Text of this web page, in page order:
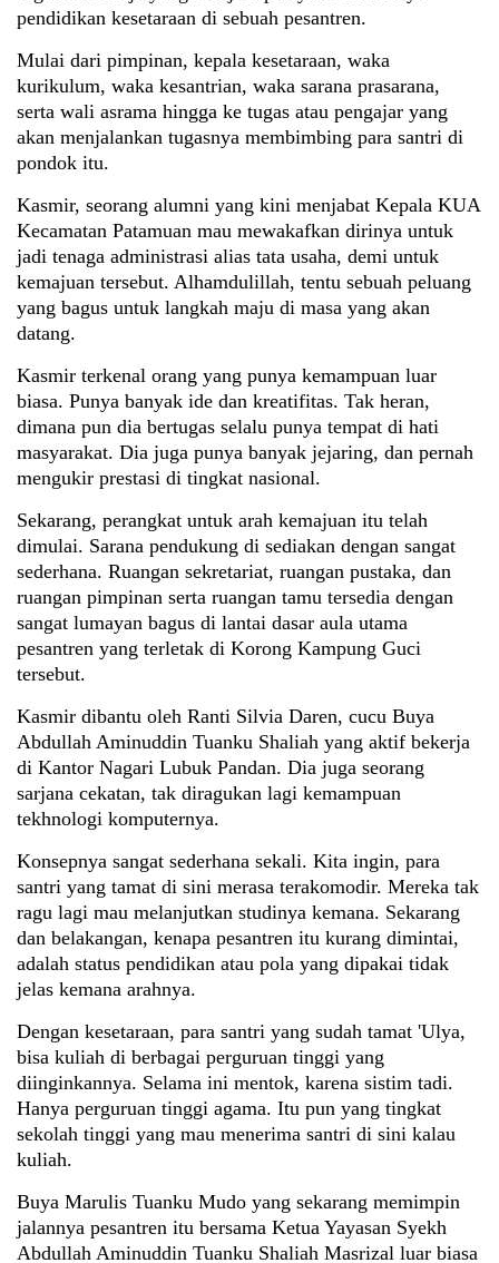
pendidikan kesetaraan di sebuah pesantren.
Mulai dari pimpinan, kepala kesetaraan, waka
kurikulum, waka kesantrian, waka sarana prasarana,
serta wali asrama hingga ke tugas atau pengajar yang
akan menjalankan tugasnya membimbing para santri di
pondok itu.
Kasmir, seorang alumni yang kini menjabat Kepala KUA
Kecamatan Patamuan mau mewakafkan dirinya untuk
jadi tenaga administrasi alias tata usaha, demi untuk
kemajuan tersebut. Alhamdulillah, tentu sebuah peluang
yang bagus untuk langkah maju di masa yang akan
datang.
Kasmir terkenal orang yang punya kemampuan luar
biasa. Punya banyak ide dan kreatifitas. Tak heran,
dimana pun dia bertugas selalu punya tempat di hati
masyarakat. Dia juga punya banyak jejaring, dan pernah
mengukir prestasi di tingkat nasional.
Sekarang, perangkat untuk arah kemajuan itu telah
dimulai. Sarana pendukung di sediakan dengan sangat
sederhana. Ruangan sekretariat, ruangan pustaka, dan
ruangan pimpinan serta ruangan tamu tersedia dengan
sangat lumayan bagus di lantai dasar aula utama
pesantren yang terletak di Korong Kampung Guci
tersebut.
Kasmir dibantu oleh Ranti Silvia Daren, cucu Buya
Abdullah Aminuddin Tuanku Shaliah yang aktif bekerja
di Kantor Nagari Lubuk Pandan. Dia juga seorang
sarjana cekatan, tak diragukan lagi kemampuan
tekhnologi komputernya.
Konsepnya sangat sederhana sekali. Kita ingin, para
santri yang tamat di sini merasa terakomodir. Mereka tak
ragu lagi mau melanjutkan studinya kemana. Sekarang
dan belakangan, kenapa pesantren itu kurang dimintai,
adalah status pendidikan atau pola yang dipakai tidak
jelas kemana arahnya.
Dengan kesetaraan, para santri yang sudah tamat 'Ulya,
bisa kuliah di berbagai perguruan tinggi yang
diinginkannya. Selama ini mentok, karena sistim tadi.
Hanya perguruan tinggi agama. Itu pun yang tingkat
sekolah tinggi yang mau menerima santri di sini kalau
kuliah.
Buya Marulis Tuanku Mudo yang sekarang memimpin
jalannya pesantren itu bersama Ketua Yayasan Syekh
Abdullah Aminuddin Tuanku Shaliah Masrizal luar biasa